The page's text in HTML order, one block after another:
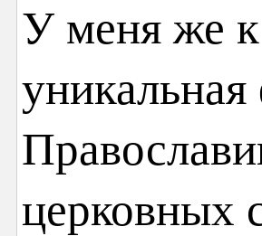
У меня же
церковных